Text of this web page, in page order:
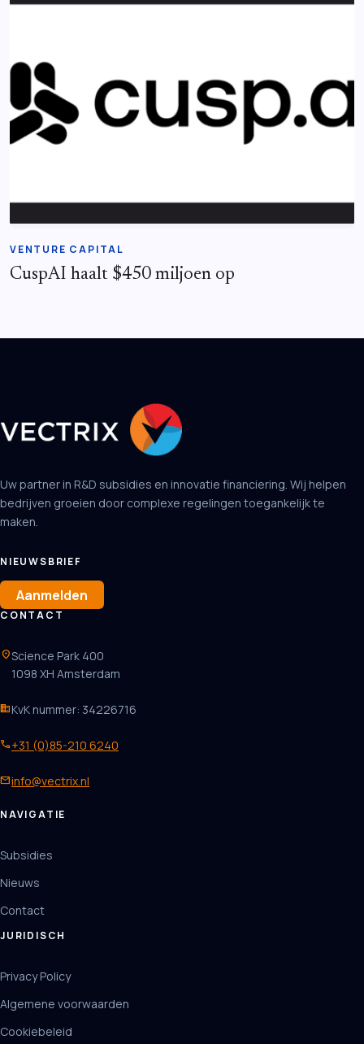
VENTURE CAPITAL
CuspAI haalt $450 miljoen op
Uw partner in R&D subsidies en innovatie financiering. Wij helpen
bedrijven groeien door complexe regelingen toegankelijk te
maken.
NIEUWSBRIEF
Aanmelden
CONTACT
location_onScience Park 400
1098 XH Amsterdam
businessKvK nummer: 34226716
phone+31 (0)85-210 6240
mailinfo@vectrix.nl
NAVIGATIE
Subsidies
Nieuws
Contact
JURIDISCH
Privacy Policy
Algemene voorwaarden
Cookiebeleid